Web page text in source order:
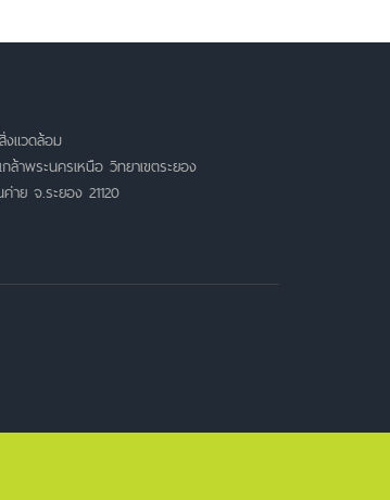
งแวดล้อม
ล้าพระนครเหนือ วิทยาเขตระยอง
าย จ.ระยอง 21120